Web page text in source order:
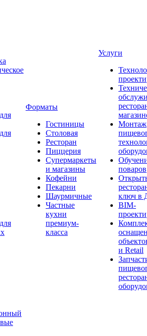
Форматы
Гостиницы
Столовая
Ресторан
Пиццерия
Супермаркеты
и магазины
Кофейни
Пекарни
Шаурмичные
Частные
кухни
премиум-
класса
Услуги
Монтаж
поваров
ключ в
BIM-
и Retail